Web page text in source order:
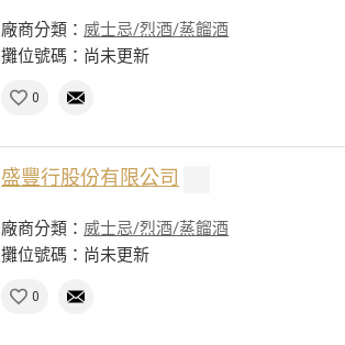
廠商分類： 威士忌/烈酒/蒸餾酒
攤位號碼：尚未更新
0
盛豐行股份有限公司
廠商分類： 威士忌/烈酒/蒸餾酒
攤位號碼：尚未更新
0